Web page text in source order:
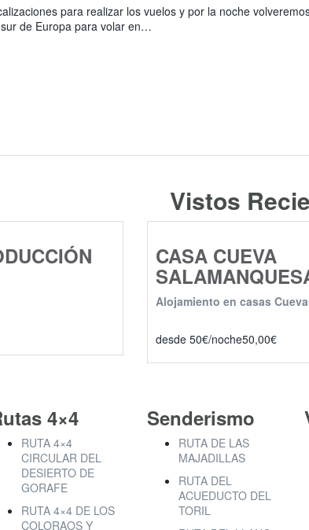
para realizar los vuelos y por la noche
de Europa para volar en…
Vistos
CASA CUEVA
Alojamiento en casas
desde 50€/noche50,00€
4×4
RUTA 4×4
CIRCULAR DEL
DESIERTO DE
GORAFE
RUTA 4×4 DE LOS
COLORAOS Y
Senderismo
RUTA DE LAS
MAJADILLAS
RUTA DEL
ACUEDUCTO DEL
TORIL